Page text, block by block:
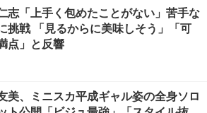
志「上手く包めたことがない」苦手な
挑戦 「見るからに美味しそう」「可
点」と反響
美、ミニスカ平成ギャル姿の全身ソロ